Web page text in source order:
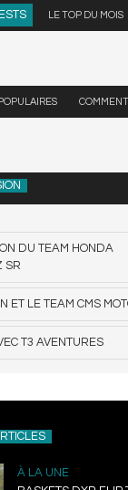
LE TOP DU MOIS
POPULAIRES
DU TEAM HONDA
SR
ET LE TEAM CMS
T3 AVENTURES
À LA UNE